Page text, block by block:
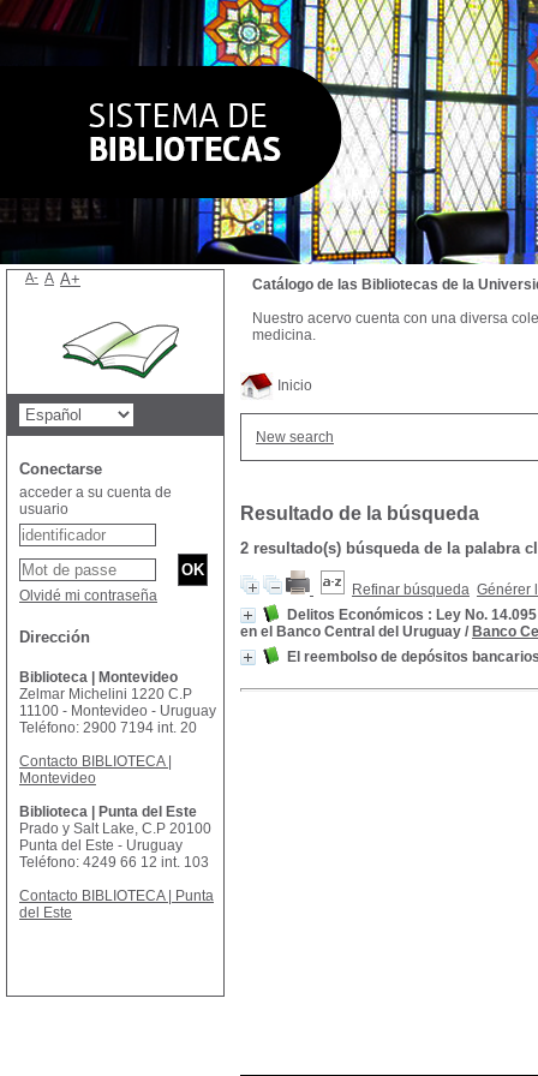
Inicio
New search
Resultado de la búsqueda
2 resultado(s) búsqueda de la palabra
Refinar búsqueda Générer
Delitos Económicos : Ley No.
en el Banco Central del Uruguay / Banco
El reembolso de depósitos
Catálogo de las Bibliotecas de la
Nuestro acervo cuenta con una diversa
medicina.
A- A A+
Conectarse
acceder a su cuenta de
usuario
Olvidé mi contraseña
Dirección
Biblioteca | Montevideo
Zelmar Michelini 1220 C.P
11100 - Montevideo - Uruguay
Teléfono: 2900 7194 int. 20
Contacto BIBLIOTECA |
Montevideo
Biblioteca | Punta del Este
Prado y Salt Lake, C.P 20100
Punta del Este - Uruguay
Teléfono: 4249 66 12 int. 103
Contacto BIBLIOTECA | Punta
del Este